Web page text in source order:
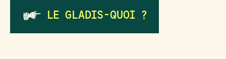
LE GLADIS-QUOI ?